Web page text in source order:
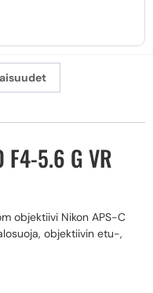
F4-5.6 G VR
objektiivi Nikon APS-C
objektiivin etu-,